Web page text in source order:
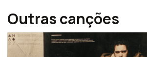
Outras canções